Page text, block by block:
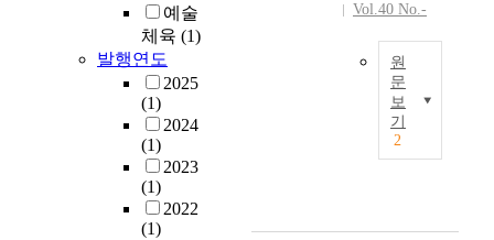
예술
체육 (1)
발행연도
2025
(1)
2024
(1)
2023
(1)
2022
(1)
Vol.40 No.-
원
문
보
기
2